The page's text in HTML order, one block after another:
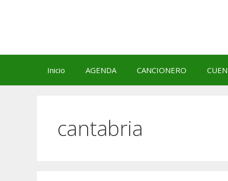
Inicio AGENDA CANCIONERO
cantabria